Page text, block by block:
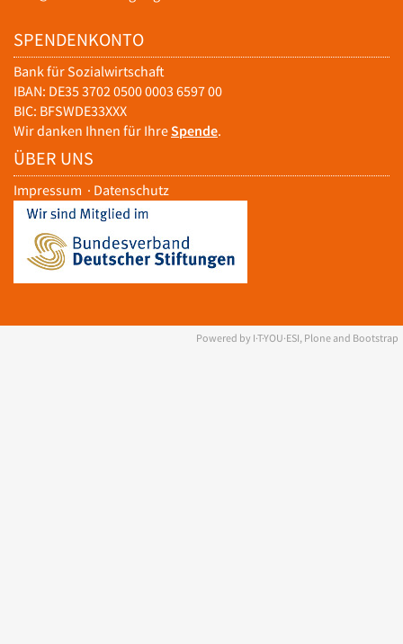
SPENDENKONTO
Bank für Sozialwirtschaft
IBAN: DE35 3702 0500 0003 6597 00
BIC: BFSWDE33XXX
Wir danken Ihnen für IhreSpende.
ÜBER UNS
Impressum · Datenschutz
Powered by I·T·YOU·ESI, Plone and Bootstrap